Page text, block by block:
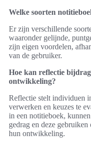
Welke soorten
Er zijn verschillende
waaronder gelijnde,
zijn eigen voordelen,
van de gebruiker.
Hoe kan reflectie
ontwikkeling?
Reflectie stelt individuen
verwerken en keuzes te
in een notitieboek,
gedrag en deze
hun ontwikkeling.